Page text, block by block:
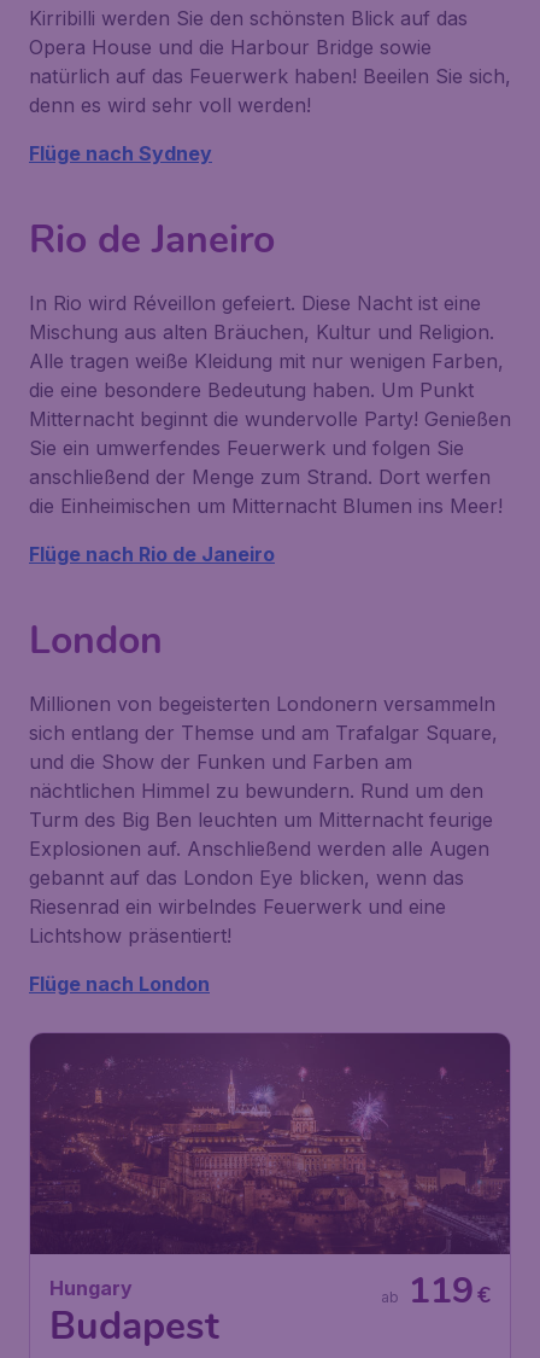
Kirribilli werden Sie den schönsten Blick auf das
Opera House und die Harbour Bridge sowie
natürlich auf das Feuerwerk haben! Beeilen Sie sich,
denn es wird sehr voll werden!
Flüge nach Sydney
Rio de Janeiro
In Rio wird Réveillon gefeiert. Diese Nacht ist eine
Mischung aus alten Bräuchen, Kultur und Religion.
Alle tragen weiße Kleidung mit nur wenigen Farben,
die eine besondere Bedeutung haben. Um Punkt
Mitternacht beginnt die wundervolle Party! Genießen
Sie ein umwerfendes Feuerwerk und folgen Sie
anschließend der Menge zum Strand. Dort werfen
die Einheimischen um Mitternacht Blumen ins Meer!
Flüge nach Rio de Janeiro
London
Millionen von begeisterten Londonern versammeln
sich entlang der Themse und am Trafalgar Square,
und die Show der Funken und Farben am
nächtlichen Himmel zu bewundern. Rund um den
Turm des Big Ben leuchten um Mitternacht feurige
Explosionen auf. Anschließend werden alle Augen
gebannt auf das London Eye blicken, wenn das
Riesenrad ein wirbelndes Feuerwerk und eine
Lichtshow präsentiert!
Flüge nach London
Hungary
Budapest
€
119
ab